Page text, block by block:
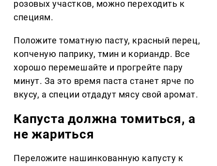
розовых участков, можно переходить к
специям.
Положите томатную пасту, красный перец,
копченую паприку, тмин и кориандр. Все
хорошо перемешайте и прогрейте пару
минут. За это время паста станет ярче по
вкусу, а специи отдадут мясу свой аромат.
Капуста должна томиться, а
не жариться
Переложите нашинкованную капусту к